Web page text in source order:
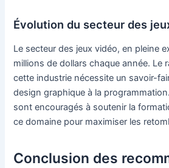
Évolution du secteur des
Le secteur des jeux vidéo, en pleine
millions de dollars chaque année. Le
cette industrie nécessite un savoir-
design graphique à la
sont encouragés à soutenir la
ce domaine pour maximiser les
Conclusion des